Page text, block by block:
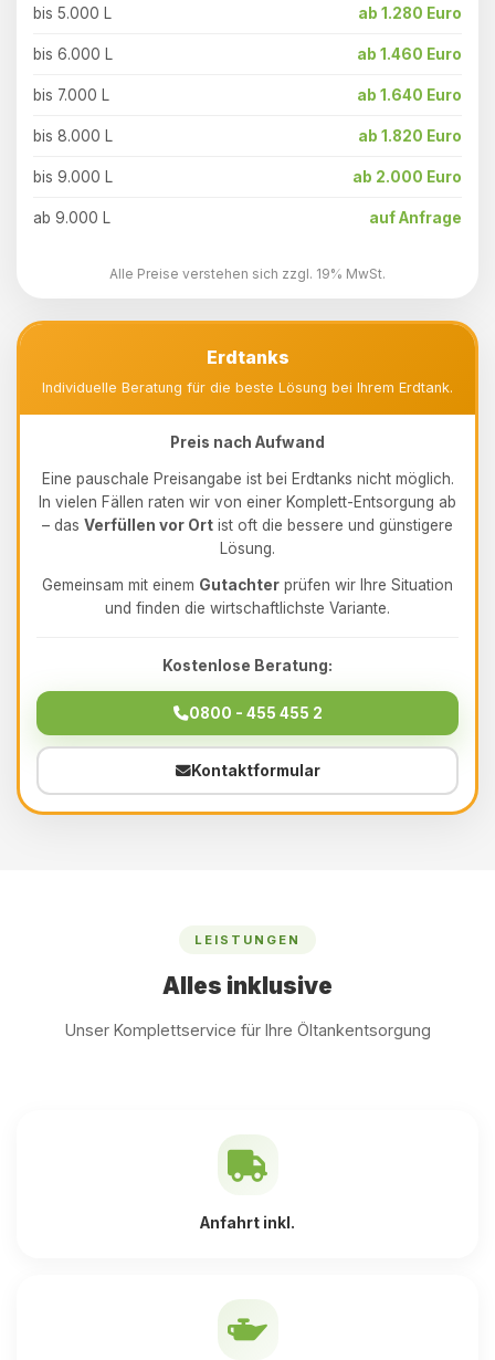
bis 5.000 L ab 1.280 Euro
bis 6.000 L ab 1.460 Euro
bis 7.000 L ab 1.640 Euro
bis 8.000 L ab 1.820 Euro
bis 9.000 L ab 2.000 Euro
ab 9.000 L auf Anfrage
Alle Preise verstehen sich zzgl. 19% MwSt.
Erdtanks
Individuelle Beratung für die beste Lösung bei Ihrem Erdtank.
Preis nach Aufwand
Eine pauschale Preisangabe ist bei Erdtanks nicht möglich.
In vielen Fällen raten wir von einer Komplett-Entsorgung ab
– das Verfüllen vor Ort ist oft die bessere und günstigere
Lösung.
Gemeinsam mit einem Gutachter prüfen wir Ihre Situation
und finden die wirtschaftlichste Variante.
Kostenlose Beratung:
0800 - 455 455 2
Kontaktformular
LEISTUNGEN
Alles inklusive
Unser Komplettservice für Ihre Öltankentsorgung
Anfahrt inkl.